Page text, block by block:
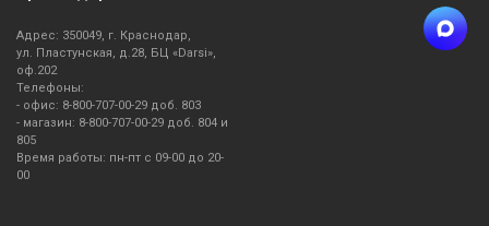
Адрес: 350049, г. Краснодар,
ул. Пластунская, д.28, БЦ «Darsi»,
оф.202
Телефоны:
- офис: 8-800-707-00-29 доб. 803
- магазин: 8-800-707-00-29 доб. 804 и
805
Время работы: пн-пт с 09-00 до 20-
00